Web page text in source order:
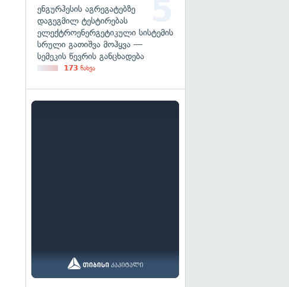
ენგურჰესის აგრეგატებზე
დაგეგმილ ტესტირებას
ელექტროენერგეტიკული სისტემის
სრული გათიშვა მოჰყვა —
სემეკის წევრის განცხადება
173 ნახვა